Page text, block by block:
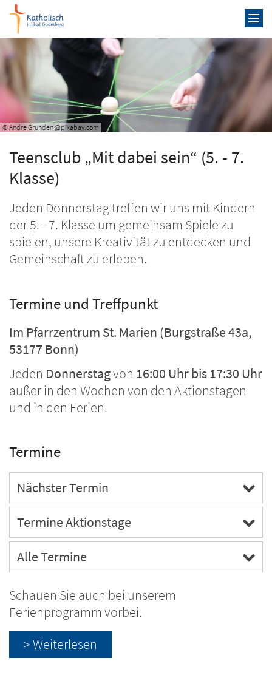
Zum Inhalt springen
© Andre Grunden @pixabay.com
Teensclub „Mit dabei sein“ (5. - 7.
Klasse)
Jeden Donnerstag treffen wir uns mit Kindern
der 5. - 7. Klasse um gemeinsam Spiele zu
spielen, unsere Kreativität zu entdecken und
Gemeinschaft zu erleben.
Termine und Treffpunkt
Im Pfarrzentrum St. Marien (Burgstraße 43a,
53177 Bonn)
Jeden Donnerstagvon 16:00 Uhr bis 17:30 Uhr
außer in den Wochen von den Aktionstagen
und in den Ferien.
Termine
Nächster Termin
Termine Aktionstage
Alle Termine
Schauen Sie auch bei unserem
Ferienprogramm vorbei.
> Weiterlesen